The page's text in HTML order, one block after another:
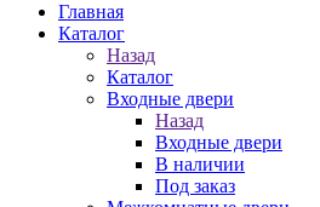
Главная
Каталог
Назад
Каталог
Входные двери
Назад
Входные двери
В наличии
Под заказ